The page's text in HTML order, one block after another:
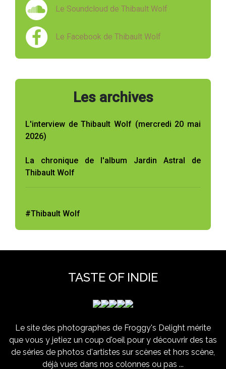
Le Soundcloud de Thibault Wolf
Le Facebook de Thibault Wolf
Les archives
L'interview de Thibault Wolf (mercredi 20 mai
2026)
La chronique de l'album Jardin Astral de
Thibault Wolf
#Thibault Wolf
TASTE OF INDIE
Le site des photographes de Froggy's Delight mérite
que vous y jetiez un coup d'oeil pour y découvrir des tas
de séries de photos d'artistes sur scènes et hors scène,
déjà vues dans nos colonnes ou pas ...